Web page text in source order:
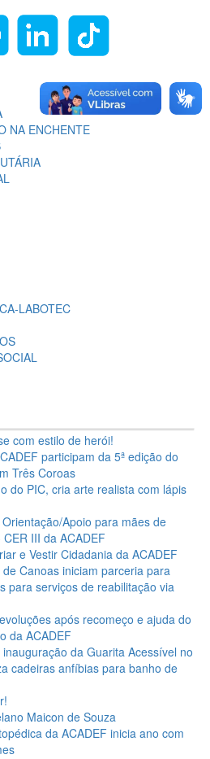
NA ENCHENTE
LABOTEC
com estilo de herói!
participam da 5ª edição do
Três Coroas
do PIC, cria arte realista com lápis
Apoio para mães de
III da ACADEF
e Vestir Cidadania da ACADEF
Canoas iniciam parceria para
para serviços de reabilitação via
após recomeço e ajuda do
da ACADEF
da Guarita Acessível no
cadeiras anfíbias para banho de
Maicon de Souza
da ACADEF inicia ano com